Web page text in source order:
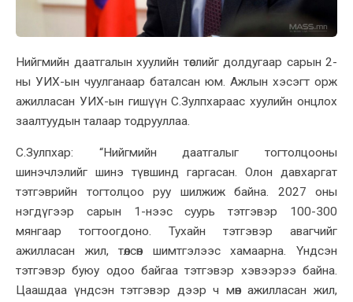
Нийгмийн даатгалын хуулийн төслийг долдугаар сарын 2-
ны УИХ-ын чуулганаар баталсан юм. Ажлын хэсэгт орж
ажилласан УИХ-ын гишүүн С.Зулпхараас хуулийн онцлох
заалтуудын талаар тодрууллаа.
С.Зулпхар: “Нийгмийн даатгалыг тогтолцооны
шинэчлэлийг шинэ түвшинд гаргасан. Олон давхаргат
тэтгэврийн тогтолцоо руу шилжиж байна. 2027 оны
нэгдүгээр сарын 1-нээс суурь тэтгэвэр 100-300
мянгаар тогтоогдоно. Тухайн тэтгэвэр авагчийг
ажилласан жил, төлсөн шимтгэлээс хамаарна. Үндсэн
тэтгэвэр буюу одоо байгаа тэтгэвэр хэвээрээ байна.
Цаашдаа үндсэн тэтгэвэр дээр ч мөн ажилласан жил,